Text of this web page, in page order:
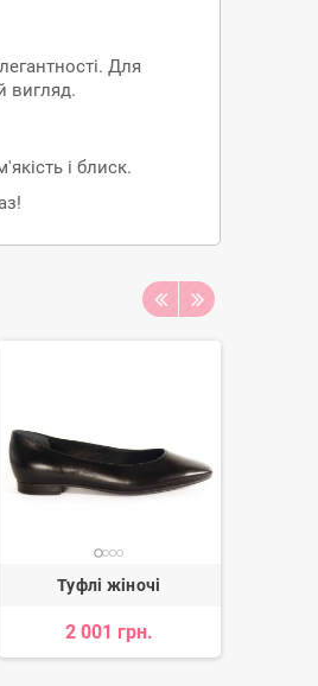
Для
вигляд.
і блиск.
Туфлі жіночі
2 001 грн.